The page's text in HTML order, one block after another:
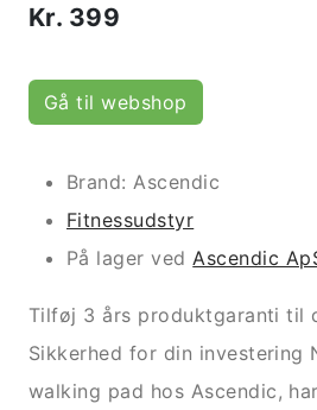
Kr. 399
Gå til webshop
Brand: Ascendic
Fitnessudstyr
På lager vedAscendic
Tilføj 3 års produktgaranti til
Sikkerhed for din investering
walking pad hos Ascendic,